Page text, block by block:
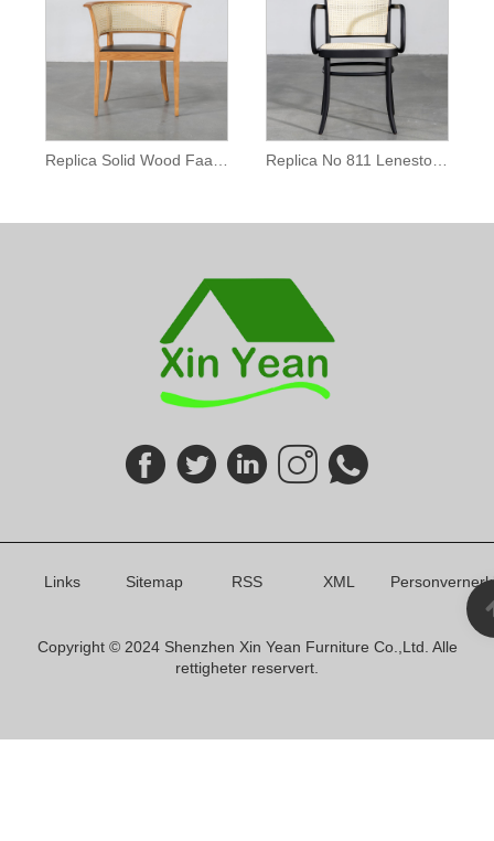
Links Sitemap RSS XML
Copyright © 2024 Shenzhen Xin Yean Furniture Co.,Ltd. Alle
rettigheter reservert.